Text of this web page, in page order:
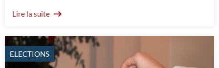
Lire la suite
ELECTIONS